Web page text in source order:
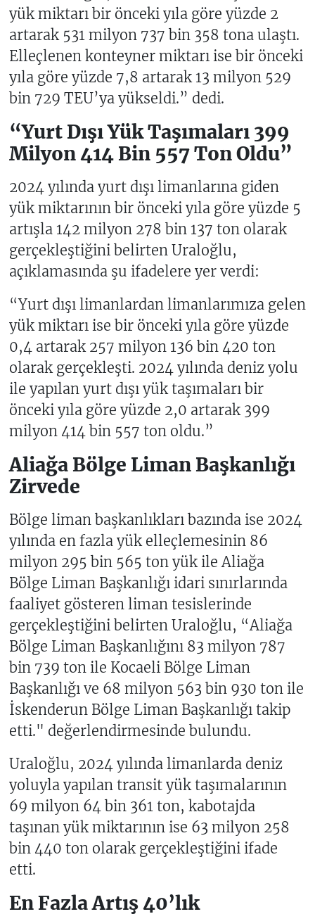
yük miktarı bir önceki yıla göre yüzde 2
artarak 531 milyon 737 bin 358 tona ulaştı.
Elleçlenen konteyner miktarı ise bir önceki
yıla göre yüzde 7,8 artarak 13 milyon 529
bin 729 TEU’ya yükseldi.” dedi.
“Yurt Dışı Yük Taşımaları 399
Milyon 414 Bin 557 Ton Oldu”
2024 yılında yurt dışı limanlarına giden
yük miktarının bir önceki yıla göre yüzde 5
artışla 142 milyon 278 bin 137 ton olarak
gerçekleştiğini belirten Uraloğlu,
açıklamasında şu ifadelere yer verdi:
“Yurt dışı limanlardan limanlarımıza gelen
yük miktarı ise bir önceki yıla göre yüzde
0,4 artarak 257 milyon 136 bin 420 ton
olarak gerçekleşti. 2024 yılında deniz yolu
ile yapılan yurt dışı yük taşımaları bir
önceki yıla göre yüzde 2,0 artarak 399
milyon 414 bin 557 ton oldu.”
Aliağa Bölge Liman Başkanlığı
Zirvede
Bölge liman başkanlıkları bazında ise 2024
yılında en fazla yük elleçlemesinin 86
milyon 295 bin 565 ton yük ile Aliağa
Bölge Liman Başkanlığı idari sınırlarında
faaliyet gösteren liman tesislerinde
gerçekleştiğini belirten Uraloğlu, “Aliağa
Bölge Liman Başkanlığını 83 milyon 787
bin 739 ton ile Kocaeli Bölge Liman
Başkanlığı ve 68 milyon 563 bin 930 ton ile
İskenderun Bölge Liman Başkanlığı takip
etti." değerlendirmesinde bulundu.
Uraloğlu, 2024 yılında limanlarda deniz
yoluyla yapılan transit yük taşımalarının
69 milyon 64 bin 361 ton, kabotajda
taşınan yük miktarının ise 63 milyon 258
bin 440 ton olarak gerçekleştiğini ifade
etti.
En Fazla Artış 40’lık